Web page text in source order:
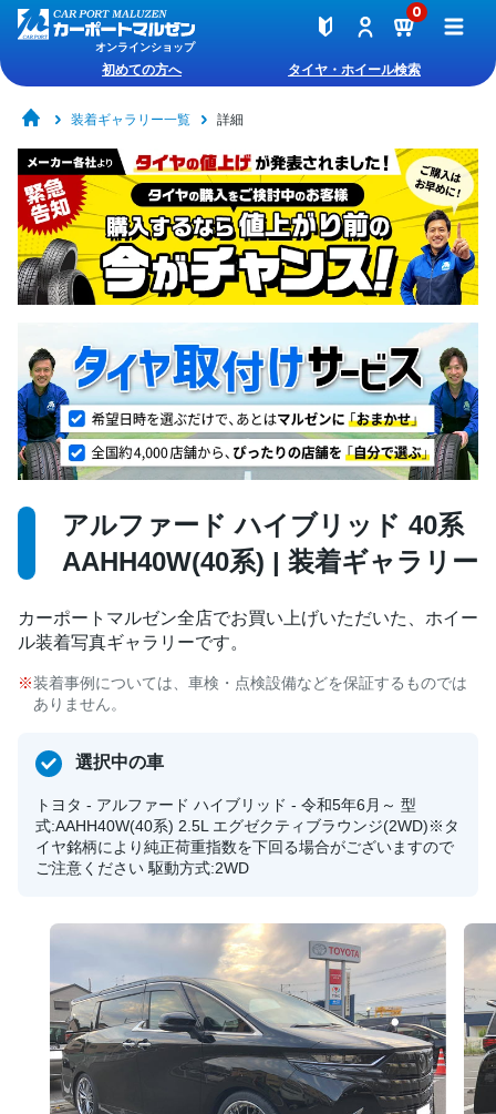
オンラインショップ
0
初めての方へ タイヤ・ホイール検索
装着ギャラリー一覧 詳細
アルファード ハイブリッド 40系
AAHH40W(40系) | 装着ギャラリー
カーポートマルゼン全店でお買い上げいただいた、ホイー
ル装着写真ギャラリーです。
装着事例については、車検・点検設備などを保証するものでは
ありません。
選択中の車
トヨタ - アルファード ハイブリッド - 令和5年6月～ 型
式:AAHH40W(40系) 2.5L エグゼクティブラウンジ(2WD)※タ
イヤ銘柄により純正荷重指数を下回る場合がございますので
ご注意ください 駆動方式:2WD